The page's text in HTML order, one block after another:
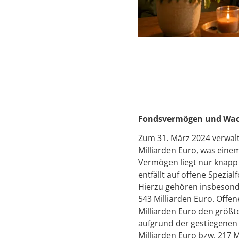
Fondsvermögen und
Zum 31. März 2024
Milliarden Euro, was
Vermögen liegt nur
entfällt auf offene
Hierzu gehören
543 Milliarden Euro.
Milliarden Euro den
aufgrund der
Milliarden Euro bzw. 217